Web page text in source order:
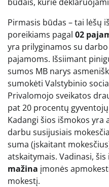
Pirmasis būdas – tai lėšų
poreikiams pagal 02
yra prilyginamos su
pajamoms. Išsiimant
sumos MB narys
sumokėti Valstybinio
Privalomojo sveikatos
pat 20 procentų
Kadangi šios išmokos yra
darbu susijusiais
suma (įskaitant
atskaitymais. Vadinasi,
mažina įmonės
mokestį.